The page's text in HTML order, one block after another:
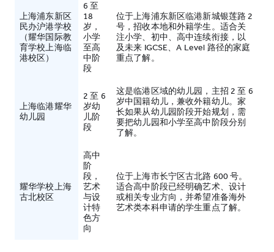
上海浦东新区
民办沪港学校
（耀华国际教
育学校上海临
港校区）
6 至
18
岁，
小学
至高
中阶
段
位于上海浦东新区临港新城银莲路 2
号，招收本地和外籍学生。适合关
注小学、初中、高中连续衔接，以
及未来 IGCSE、A Level 路径的家庭
重点了解。
上海临港耀华
幼儿园
2 至 6
岁幼
儿阶
段
这是临港区域的幼儿园，主招 2 至 6
岁中国籍幼儿，兼收外籍幼儿。家
长如果从幼儿园阶段开始规划，需
要把幼儿园和小学至高中阶段分别
了解。
耀华学校上海
古北校区
高中
阶
段，
艺术
与设
计特
色方
向
位于上海市长宁区古北路 600 号。
适合高中阶段已经明确艺术、设计
或相关专业方向，并希望准备海外
艺术类本科申请的学生重点了解。